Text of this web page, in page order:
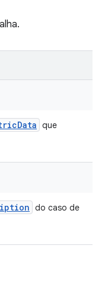
Data que
do caso de